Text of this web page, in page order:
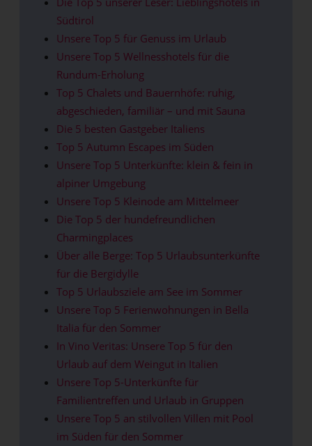
Südtirol
Unsere Top 5 für Genuss im Urlaub
Unsere Top 5 Wellnesshotels für die
Rundum-Erholung
Top 5 Chalets und Bauernhöfe: ruhig,
abgeschieden, familiär – und mit Sauna
Die 5 besten Gastgeber Italiens
Top 5 Autumn Escapes im Süden
Unsere Top 5 Unterkünfte: klein & fein in
alpiner Umgebung
Unsere Top 5 Kleinode am Mittelmeer
Die Top 5 der hundefreundlichen
Charmingplaces
Über alle Berge: Top 5 Urlaubsunterkünfte
für die Bergidylle
Top 5 Urlaubsziele am See im Sommer
Unsere Top 5 Ferienwohnungen in Bella
Italia für den Sommer
In Vino Veritas: Unsere Top 5 für den
Urlaub auf dem Weingut in Italien
Unsere Top 5-Unterkünfte für
Familientreffen und Urlaub in Gruppen
Unsere Top 5 an stilvollen Villen mit Pool
im Süden für den Sommer